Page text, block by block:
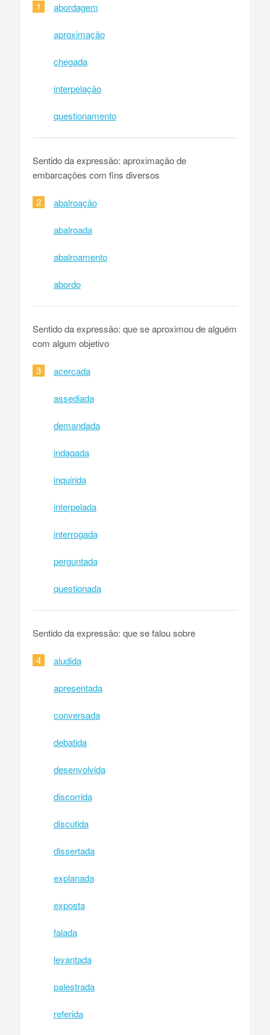
1 abordagem
aproximação
chegada
interpelação
questionamento
Sentido da expressão: aproximação de
embarcações com fins diversos
2 abalroação
abalroada
abalroamento
abordo
Sentido da expressão: que se aproximou de alguém
com algum objetivo
3 acercada
assediada
demandada
indagada
inquirida
interpelada
interrogada
perguntada
questionada
Sentido da expressão: que se falou sobre
4 aludida
apresentada
conversada
debatida
desenvolvida
discorrida
discutida
dissertada
explanada
exposta
falada
levantada
palestrada
referida